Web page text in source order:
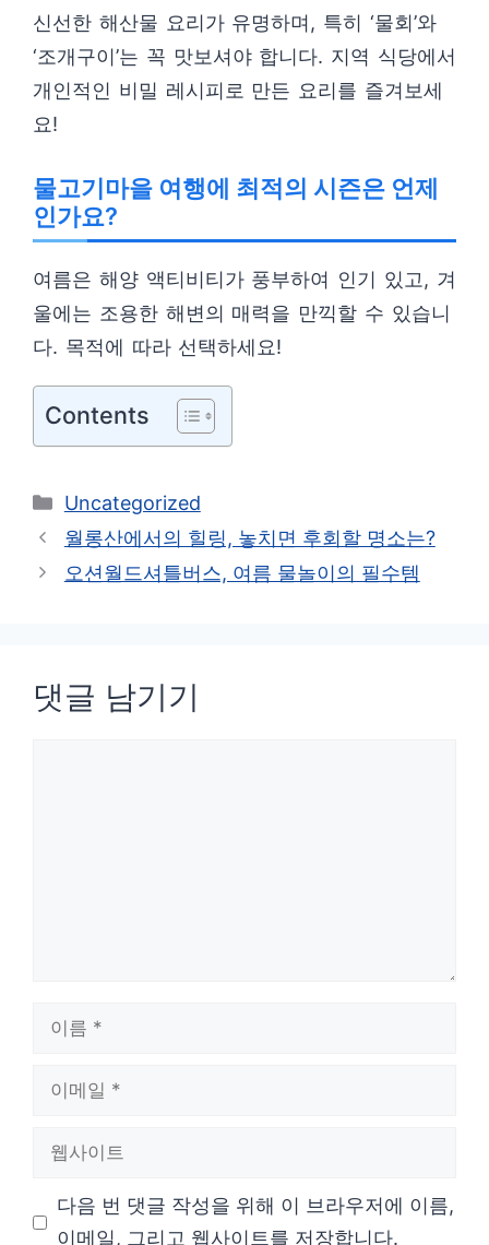
신선한 해산물 요리가 유명하며, 특히 ‘물회’와
‘조개구이’는 꼭 맛보셔야 합니다. 지역 식당에서
개인적인 비밀 레시피로 만든 요리를 즐겨보세
요!
물고기마을 여행에 최적의 시즌은 언제
인가요?
여름은 해양 액티비티가 풍부하여 인기 있고, 겨
울에는 조용한 해변의 매력을 만끽할 수 있습니
다. 목적에 따라 선택하세요!
Contents
카
테
리
Uncategorized
월롱산에서의 힐링, 놓치면 후회할 명소는?
오션월드셔틀버스, 여름 물놀이의 필수템
댓글 남기기
다음 번 댓글 작성을 위해 이 브라우저에 이름,
이메일, 그리고 웹사이트를 저장합니다.